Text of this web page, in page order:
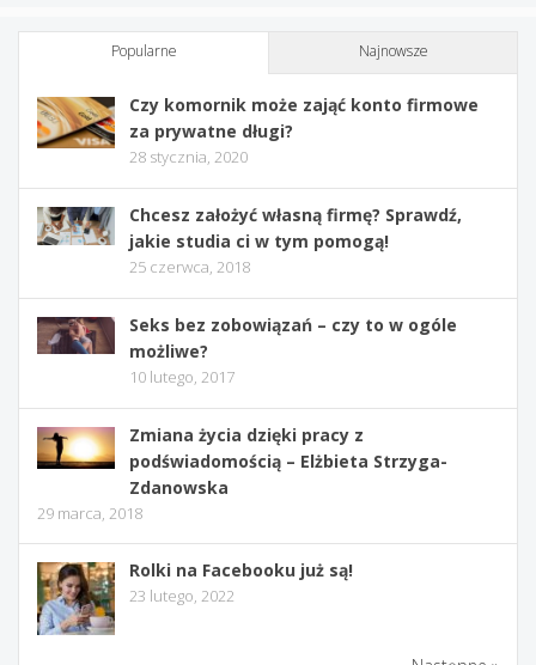
Popularne Najnowsze
Czy komornik może zająć konto firmowe
za prywatne długi?
28 stycznia, 2020
Chcesz założyć własną firmę? Sprawdź,
jakie studia ci w tym pomogą!
25 czerwca, 2018
Seks bez zobowiązań – czy to w ogóle
możliwe?
10 lutego, 2017
Zmiana życia dzięki pracy z
podświadomością – Elżbieta Strzyga-
Zdanowska
29 marca, 2018
Rolki na Facebooku już są!
23 lutego, 2022